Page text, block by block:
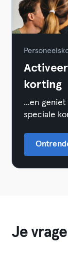
korting
...en
speciale
Je